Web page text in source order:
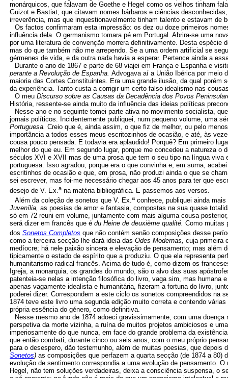
monárquicos, que falavam de Goethe e Hegel como os velhos tinham
Guizot e Bastiat; que citavam nomes bárbaros e ciências
irreverência, mas que inquestionavelmente tinham talento e estavam
Os factos confirmaram esta impressão: os dez ou doze primeiros
influência dela. O germanismo tomara pé em Portugal. Abrira-se uma
por uma literatura de convenção morrera definitivamente. Desta
mas do que também não me arrependo. Se a uma ordem artificial se
gérmenes de vida, e da outra nada havia a esperar. Pertence ainda a
Durante o ano de 1867 e parte de 68 viajei em França e Espanha e
perante a Revolução de Espanha. Advogava aí a União Ibérica por meio
maioria das Cortes Constituintes. Era uma grande ilusão, da qual
da experiência. Tanto custa a corrigir um certo falso idealismo nas
O meu Discurso sobre as Causas da Decadência dos Povos
História, ressente-se ainda muito da influência das ideias políticas
Nesse ano e no seguinte tomei parte ativa no movimento socialista,
jornais políticos. Incidentemente publiquei, num pequeno volume, uma
Portuguesa. Creio que é, ainda assim, o que fiz de melhor, ou pelo
importância a todos esses meus escritozinhos de ocasião, e até, às
cousa pouco pensada. E todavia era aplaudido! Porquê? Em primeiro
melhor do que eu. Em segundo lugar, porque me concedeu a natureza
séculos XVI e XVII mas de uma prosa que tem o seu tipo na língua
portuguesa. Isso agradou, porque era o que convinha e, em suma,
escritinhos de ocasião e que, em prosa, não produzi ainda o que se
sei escrever, mas foi-me necessário chegar aos 45 anos para ter que
desejo de V. Ex. a na matéria bibliográfica. E passemos aos versos.
Além da coleção de sonetos que V. Ex. a conhece, publiquei ainda
Juvenília, as poesias de amor e fantasia, compostas na sua quase
só em 72 reuni em volume, juntamente com mais alguma cousa
será dizer em francês que é du Heine de deuxième qualité. Como muitas
dos Sonetos Completos que não contém senão composições desse
como a terceira secção lhe dará ideia das Odes Modernas, cuja primeira
medíocre; há nele paixão sincera e elevação de pensamento; mas
tipicamente o estado de espírito que a produziu. O que ela representa
humanitarismo radical francês. Acima de tudo é, como dizem os
Igreja, a monarquia, os grandes do mundo, são o alvo das suas
patenteia-se nelas a intenção filosófica do livro, vaga sim, mas humana
apenas vagamente idealista e humanitária, fizeram a fortuna do livro,
poderei dizer. Correspondem a este ciclo os sonetos compreendidos na
1874 teve este livro uma segunda edição muito correta e contendo
própria essência do género, como definitiva.
Nesse mesmo ano de 1874 adoeci gravissimamente, com uma
perspetiva da morte vizinha, a ruína de muitos projetos ambiciosos e
imperiosamente do que nunca, em face do grande problema da
que então combati, durante cinco ou seis anos, com o meu próprio
para o desespero, dão testemunho, além de muitas poesias, que
Sonetos) as composições que perfazem a quarta secção (de 1874 a
evolução de sentimento correspondia a uma evolução de pensamento.
Hegel, não tem soluções verdadeiras, deixa a consciência suspensa, o